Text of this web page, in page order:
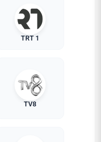
TRT 1
TV8